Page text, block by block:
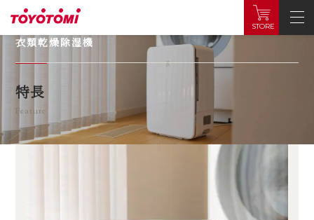
STORE
Dehumidifier
衣類乾燥除湿機
特長
Feature